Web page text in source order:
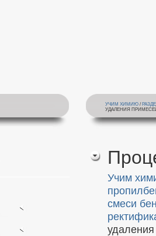
УЧИМ ХИМИЮ /
УДАЛЕНИЯ
Учим
смеси